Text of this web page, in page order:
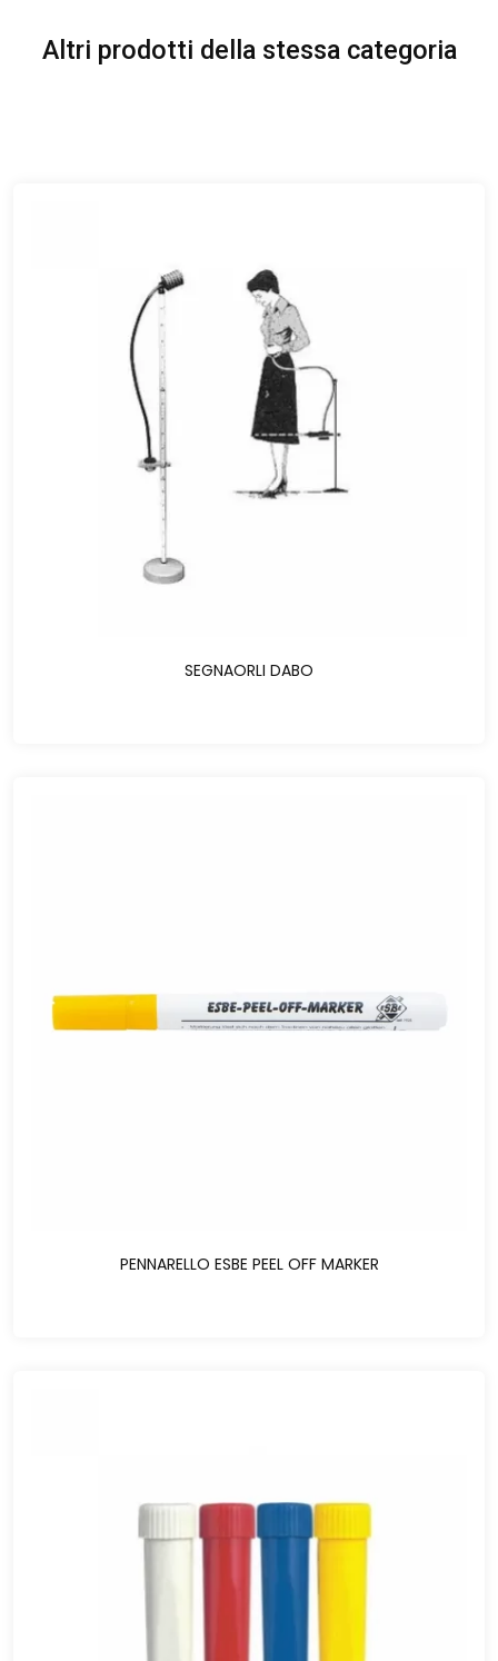
Altri prodotti della stessa categoria
SEGNAORLI DABO
PENNARELLO ESBE PEEL OFF MARKER